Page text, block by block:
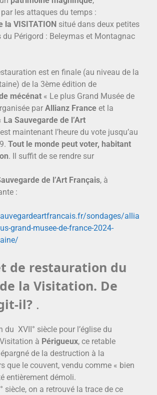
par les attaques du temps :
la VISITATION situé dans deux petites
du Périgord : Beleymas et Montagnac
est en finale (au niveau de la
de la 3ème édition de
mécénat « Le plus Grand Musée de
par Allianz France et la
La Sauvegarde de l’Art
maintenant l’heure du vote jusqu’au
Tout le monde peut voter, habitant
. Il suffit de se rendre sur
de l’Art Français, à
:
sondages/allia
grand-musee-de-france-2024-
de restauration du
la Visitation. De
il? .
du XVII° siècle pour l’église du
à Périgueux, ce retable
de la destruction à la
que le couvent, vendu comme « bien
entièrement démoli.
siècle, on a retrouvé la trace de ce